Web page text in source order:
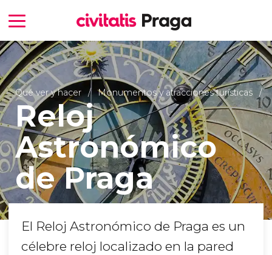
Qué ver y hacer Monumentos y atracciones turísticas
Reloj
Astronómico
de Praga
El Reloj Astronómico de Praga es un
célebre reloj localizado en la pared